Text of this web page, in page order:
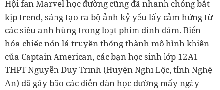
Hội fan Marvel học đường cũng đã nhanh chóng bắt
kịp trend, sáng tạo ra bộ ảnh kỷ yếu lấy cảm hứng từ
các siêu anh hùng trong loạt phim đình đám. Biến
hóa chiếc nón lá truyền thống thành mô hình khiên
của Captain American, các bạn học sinh lớp 12A1
THPT Nguyễn Duy Trinh (Huyện Nghi Lộc, tỉnh Nghệ
An) đã gây bão các diễn đàn học đường mấy ngày